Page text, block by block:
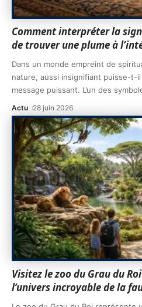
Comment interpréter la
de trouver une plume à
Dans un monde empreint de
nature, aussi insignifiant puisse-t-
message puissant. L’un des
Actu 28 juin 2026
Visitez le zoo du Grau du
l’univers incroyable de la